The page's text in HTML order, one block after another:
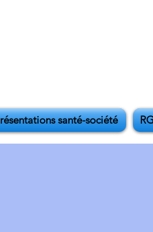
santé-société